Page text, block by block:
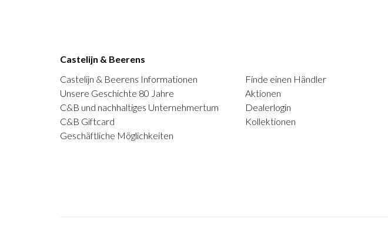
Castelijn & Beerens
Castelijn & Beerens Informationen
Unsere Geschichte 80 Jahre
C&B und nachhaltiges Unternehmertum
C&B Giftcard
Geschäftliche Möglichkeiten
Finde einen Händler
Aktionen
Dealerlogin
Kollektionen